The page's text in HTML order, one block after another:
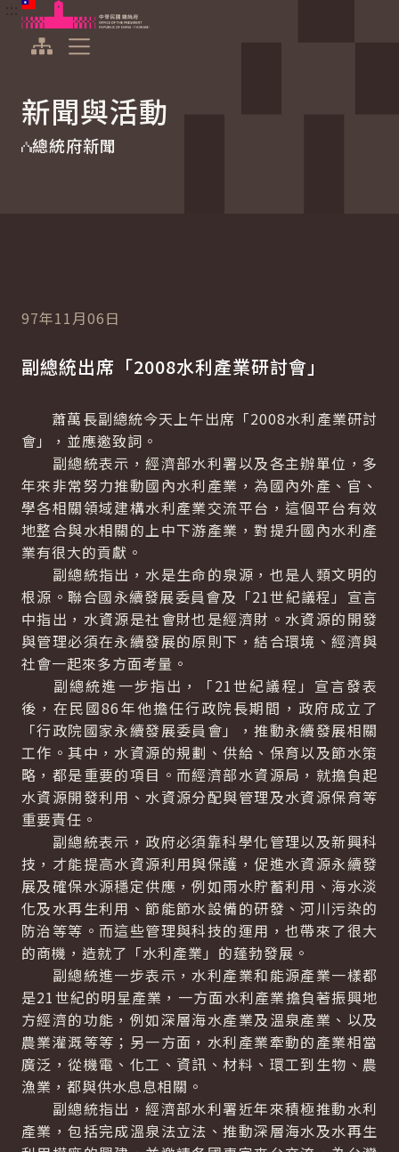
跳到主要內容
中華民國總統府
新聞與活動
總統府新聞
97年11月06日
副總統出席「2008水利產業研討會」
蕭萬長副總統今天上午出席「2008水利產業研討
會」，並應邀致詞。
副總統表示，經濟部水利署以及各主辦單位，多
年來非常努力推動國內水利產業，為國內外產、官、
學各相關領域建構水利產業交流平台，這個平台有效
地整合與水相關的上中下游產業，對提升國內水利產
業有很大的貢獻。
副總統指出，水是生命的泉源，也是人類文明的
根源。聯合國永續發展委員會及「21世紀議程」宣言
中指出，水資源是社會財也是經濟財。水資源的開發
與管理必須在永續發展的原則下，結合環境、經濟與
社會一起來多方面考量。
副總統進一步指出，「21世紀議程」宣言發表
後，在民國86年他擔任行政院長期間，政府成立了
「行政院國家永續發展委員會」，推動永續發展相關
工作。其中，水資源的規劃、供給、保育以及節水策
略，都是重要的項目。而經濟部水資源局，就擔負起
水資源開發利用、水資源分配與管理及水資源保育等
重要責任。
副總統表示，政府必須靠科學化管理以及新興科
技，才能提高水資源利用與保護，促進水資源永續發
展及確保水源穩定供應，例如雨水貯蓄利用、海水淡
化及水再生利用、節能節水設備的研發、河川污染的
防治等等。而這些管理與科技的運用，也帶來了很大
的商機，造就了「水利產業」的蓬勃發展。
副總統進一步表示，水利產業和能源產業一樣都
是21世紀的明星產業，一方面水利產業擔負著振興地
方經濟的功能，例如深層海水產業及溫泉產業、以及
農業灌溉等等；另一方面，水利產業牽動的產業相當
廣泛，從機電、化工、資訊、材料、環工到生物、農
漁業，都與供水息息相關。
副總統指出，經濟部水利署近年來積極推動水利
產業，包括完成溫泉法立法、推動深層海水及水再生